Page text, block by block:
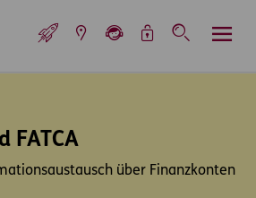
FATCA
über Finanzkonten